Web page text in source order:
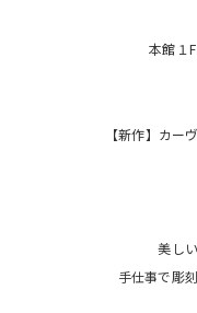
本館１
【新作】カー
美し
手仕事で彫